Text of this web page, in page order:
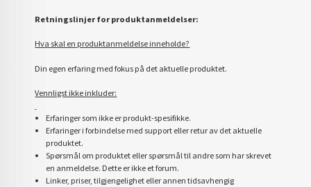
Retningslinjer for produktanmeldelser:
Hva skal en produktanmeldelse inneholde?
Din egen erfaring med fokus på det aktuelle produktet.
Vennligst ikke inkluder:
Erfaringer som ikke er produkt-spesifikke.
Erfaringer i forbindelse med support eller retur av det aktuelle
produktet.
Spørsmål om produktet eller spørsmål til andre som har skrevet
en anmeldelse. Dette er ikke et forum.
Linker, priser, tilgjengelighet eller annen tidsavhengig